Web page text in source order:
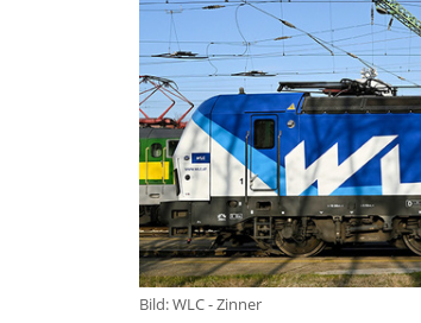
Bild: WLC - Zinner